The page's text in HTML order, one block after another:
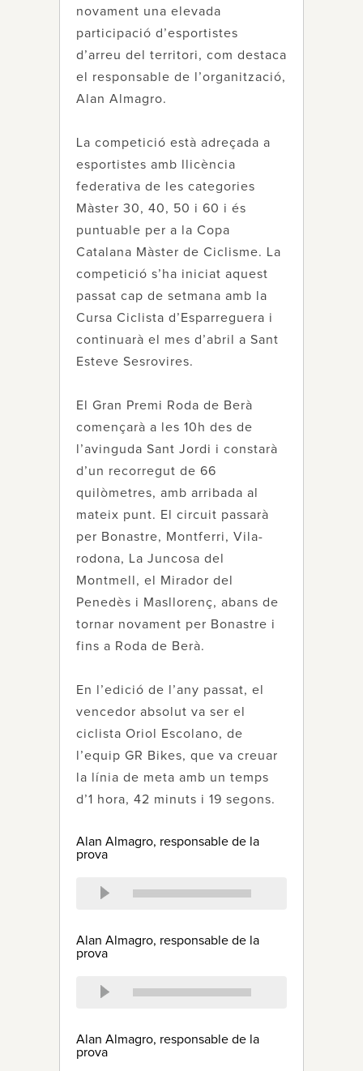
novament una elevada
participació d’esportistes
d’arreu del territori, com destaca
el responsable de l’organització,
Alan Almagro.
La competició està adreçada a
esportistes amb llicència
federativa de les categories
Màster 30, 40, 50 i 60 i és
puntuable per a la Copa
Catalana Màster de Ciclisme. La
competició s’ha iniciat aquest
passat cap de setmana amb la
Cursa Ciclista d’Esparreguera i
continuarà el mes d’abril a Sant
Esteve Sesrovires.
El Gran Premi Roda de Berà
començarà a les 10h des de
l’avinguda Sant Jordi i constarà
d’un recorregut de 66
quilòmetres, amb arribada al
mateix punt. El circuit passarà
per Bonastre, Montferri, Vila-
rodona, La Juncosa del
Montmell, el Mirador del
Penedès i Masllorenç, abans de
tornar novament per Bonastre i
fins a Roda de Berà.
En l’edició de l’any passat, el
vencedor absolut va ser el
ciclista Oriol Escolano, de
l’equip GR Bikes, que va creuar
la línia de meta amb un temps
d’1 hora, 42 minuts i 19 segons.
Alan Almagro, responsable de la
prova
Alan Almagro, responsable de la
prova
Alan Almagro, responsable de la
prova